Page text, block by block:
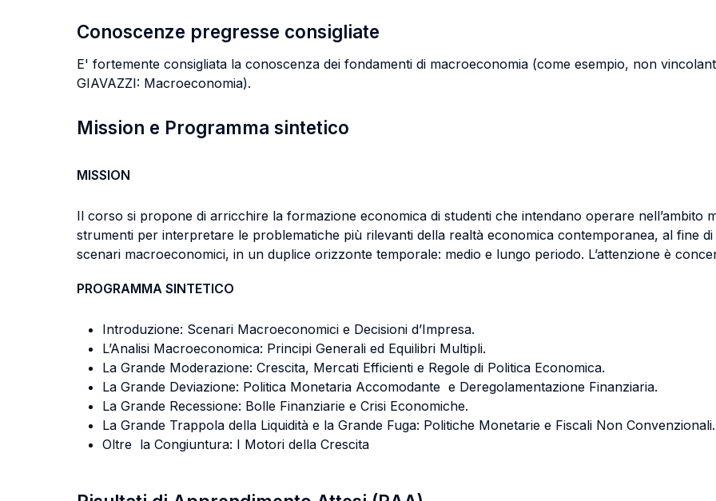
Conoscenze pregresse consigliate
E' fortemente consigliata la conoscenza dei fondamenti di macroeconomia (come esempio, non
GIAVAZZI: Macroeconomia).
Mission e Programma sintetico
MISSION
Il corso si propone di arricchire la formazione economica di studenti che intendano operare nell’ambito
strumenti per interpretare le problematiche più rilevanti della realtà economica contemporanea, al fine
scenari macroeconomici, in un duplice orizzonte temporale: medio e lungo periodo. L’attenzione è
PROGRAMMA SINTETICO
Introduzione: Scenari Macroeconomici e Decisioni d’Impresa.
L’Analisi Macroeconomica: Principi Generali ed Equilibri Multipli.
La Grande Moderazione: Crescita, Mercati Efficienti e Regole di Politica Economica.
La Grande Deviazione: Politica Monetaria Accomodante e Deregolamentazione Finanziaria.
La Grande Recessione: Bolle Finanziarie e Crisi Economiche.
La Grande Trappola della Liquidità e la Grande Fuga: Politiche Monetarie e Fiscali Non Convenzionali.
Oltre la Congiuntura: I Motori della Crescita